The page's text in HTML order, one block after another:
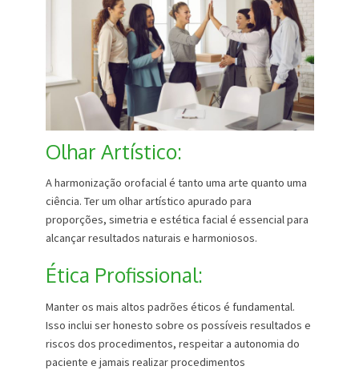
Olhar Artístico:
A harmonização orofacial é tanto uma arte quanto uma
ciência. Ter um olhar artístico apurado para
proporções, simetria e estética facial é essencial para
alcançar resultados naturais e harmoniosos.
Ética Profissional:
Manter os mais altos padrões éticos é fundamental.
Isso inclui ser honesto sobre os possíveis resultados e
riscos dos procedimentos, respeitar a autonomia do
paciente e jamais realizar procedimentos